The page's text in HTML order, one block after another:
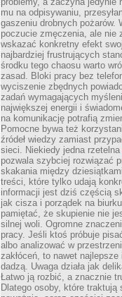
mu na odpisywaniu,
gaszeniu drobnych pożarów.
poczucie zmęczenia, ale nie
wskazać konkretny efekt
najbardziej frustrujących
środku tego chaosu warto
zasad. Bloki pracy bez
wyciszenie zbędnych
zadań wymagających
największej energii i
na komunikację potrafią
Pomocne bywa też
źródeł wiedzy zamiast
sieci. Niekiedy jedna rzetelna
pozwala szybciej rozwiązać
skakania między
treści, które tylko udają
informacji jest dziś częścią
jak cisza i porządek na
pamiętać, że skupienie nie
silnej woli. Ogromne
pracy. Jeśli ktoś próbuje
albo analizować w przestrzeni
zakłóceń, to nawet
dadzą. Uwaga działa jak
Łatwo ją rozbić, a znacznie
Dlatego osoby, które traktują